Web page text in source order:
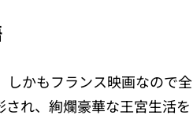
かもフランス映画なので全
れ、絢爛豪華な王宮生活を